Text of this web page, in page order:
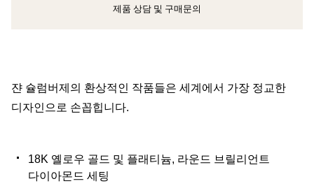
클라이언트 어드바이저에게 문의하거나 예약하세요
제품 상담 및 구매문의
쟌 슐럼버제의 환상적인 작품들은 세계에서 가장 정교한
디자인으로 손꼽힙니다.
18K 옐로우 골드 및 플래티늄, 라운드 브릴리언트
다이아몬드 세팅